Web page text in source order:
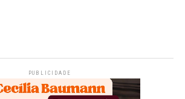
PUBLICIDADE